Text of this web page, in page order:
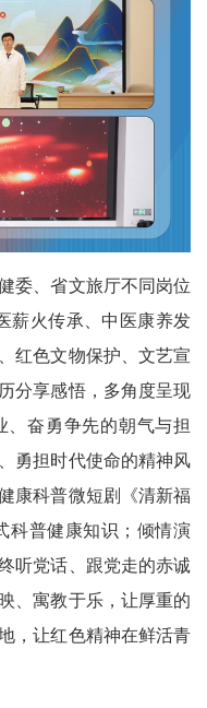
、省文旅厅不同岗位
薪火传承、中医康养发
红色文物保护、文艺宣
分享感悟，多角度呈现
、奋勇争先的朝气与担
勇担时代使命的精神风
康科普微短剧《清新福
科普健康知识；倾情演
听党话、跟党走的赤诚
、寓教于乐，让厚重的
，让红色精神在鲜活青